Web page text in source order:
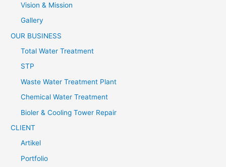
Vision & Mission
Gallery
OUR BUSINESS
Total Water Treatment
STP
Waste Water Treatment Plant
Chemical Water Treatment
Bioler & Cooling Tower Repair
CLIENT
Artikel
Portfolio